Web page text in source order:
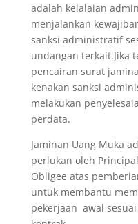
adalah kelalaian
menjalankan
sanksi administratif
undangan terkait.Jika
pencairan surat
kenakan sanksi
melakukan
perdata.
Jaminan Uang Muka
perlukan oleh
Obligee atas
untuk membantu
pekerjaan awal